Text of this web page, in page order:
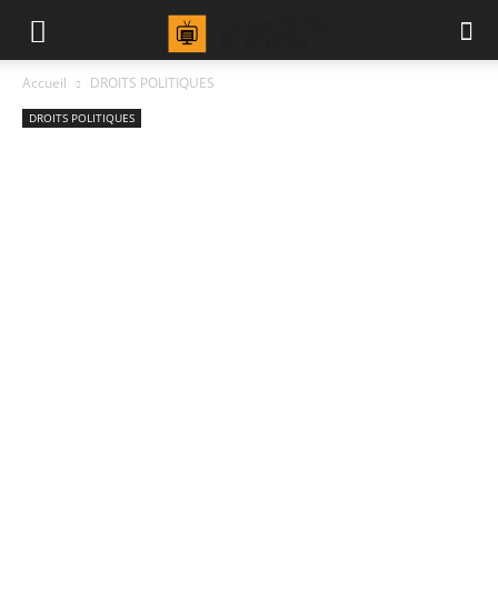
Accueil DROITS POLITIQUES
DROITS POLITIQUES